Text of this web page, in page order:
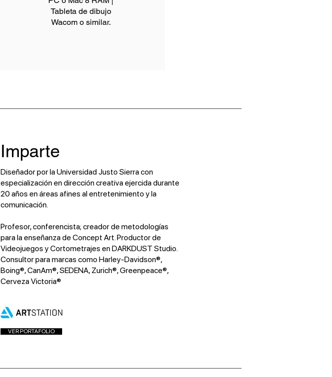
Tableta de dibujo
Wacom o similar.
Imparte
Diseñador por la Universidad Justo Sierra con
especialización en dirección creativa ejercida durante
20 años en áreas afines al entretenimiento y la
comunicación.
Profesor, conferencista; creador de metodologías
para la enseñanza de Concept Art. Productor de
Videojuegos y Cortometrajes en DARKDUST Studio.
Consultor para marcas como Harley-Davidson®,
Boing®, CanAm®, SEDENA, Zurich®, Greenpeace®,
Cerveza Victoria®
VER PORTAFOLIO